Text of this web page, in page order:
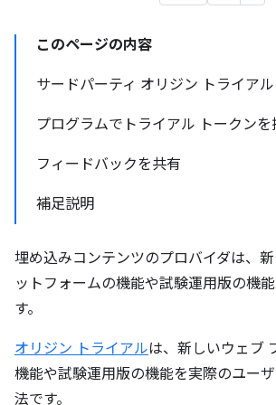
このページの内容
サードパーティ オリジン トライア
プログラムでトライアル トークンを
フィードバックを共有
補足説明
埋め込みコンテンツのプロバイダは、
ットフォームの機能や試験運用版の機
す。
オリジン トライアルは、新しいウェブ
機能や試験運用版の機能を実際のユー
法です。